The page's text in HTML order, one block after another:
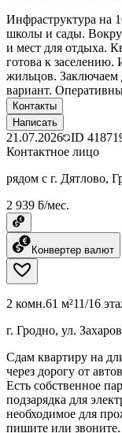
Инфраструктура на
школы и сады.
и мест для отдыха.
готова к
жильцов. Заключаем
вариант.
Контакты
Написать
21.07.2026 ID
Контактное лицо
рядом с г. Дятлово,
2 939 ƃ/мес.
Конвертер валют
2 комн.61 м²11/16
г. Гродно, ул.
Сдам квартиру на
через дорогу от
Есть собственное
подзарядка для
необходимое для
пишите или